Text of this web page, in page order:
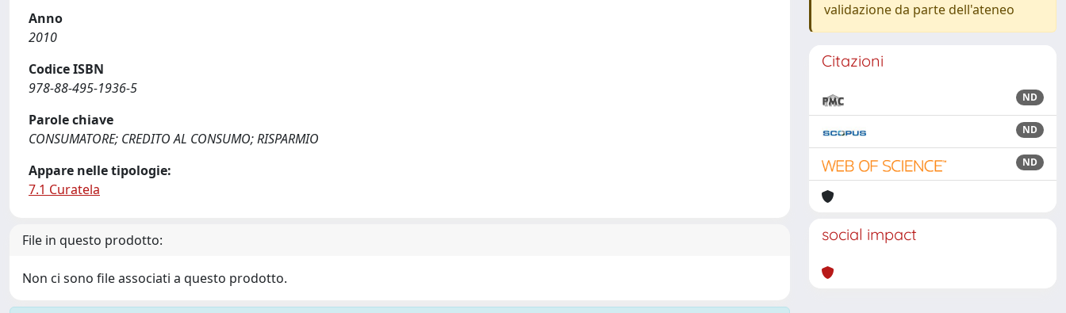
Anno
2010
Codice ISBN
978-88-495-1936-5
Parole chiave
CONSUMATORE; CREDITO AL CONSUMO; RISPARMIO
Appare nelle tipologie:
7.1 Curatela
File in questo prodotto:
Non ci sono file associati a questo prodotto.
validazione da parte dell'ateneo
Citazioni
ND
ND
ND
social impact